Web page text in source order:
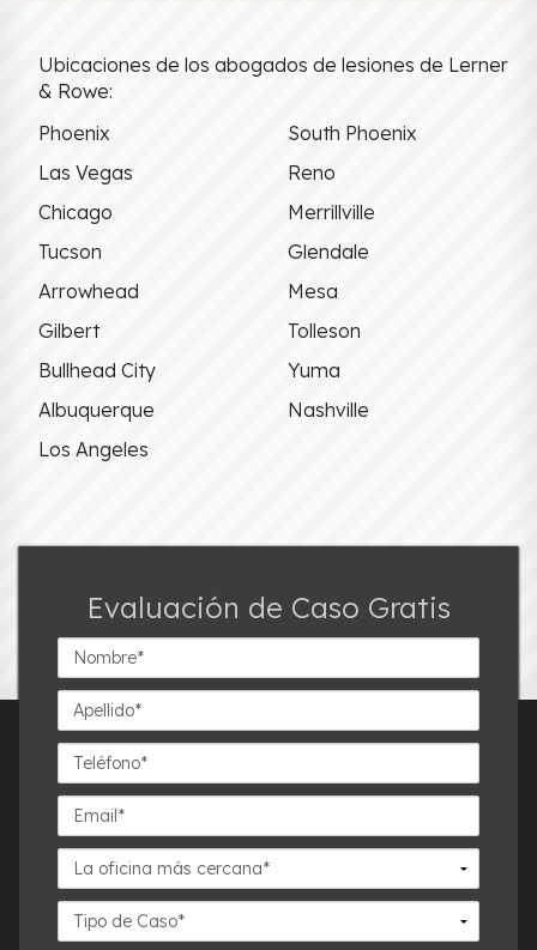
Ubicaciones de los abogados de lesiones de Lerner
& Rowe:
Phoenix
South Phoenix
Las Vegas
Reno
Chicago
Merrillville
Tucson
Glendale
Arrowhead
Mesa
Gilbert
Tolleson
Bullhead City
Yuma
Albuquerque
Nashville
Los Angeles
Evaluación de Caso Gratis
Nombre*
Apellido*
Teléfono*
Email*
La
oficina
más
cercana*
Detalles
del